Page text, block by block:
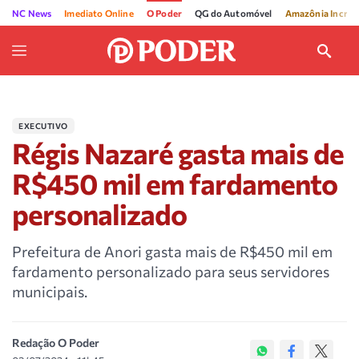
NC News Imediato Online O Poder QG do Automóvel Amazônia
EXECUTIVO
Régis Nazaré gasta mais de
R$450 mil em fardamento
personalizado
Prefeitura de Anori gasta mais de R$450 mil em
fardamento personalizado para seus servidores
municipais.
Redação O Poder